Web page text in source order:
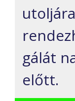
gálát
előtt.